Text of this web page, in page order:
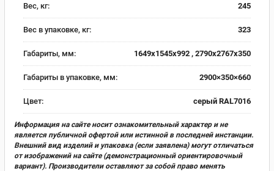
Вес, кг: 245
Вес в упаковке, кг: 323
Габариты, мм: 1649х1545х992 , 2790х2767х350
Габариты в упаковке, мм: 2900×350×660
Цвет: серый RAL7016
Информация на сайте носит ознакомительный характер и не
является публичной офертой или истинной в последней инстанции.
Внешний вид изделий и упаковка (если заявлена) могут отличаться
от изображений на сайте (демонстрационный ориентировочный
вариант). Производители оставляют за собой право менять